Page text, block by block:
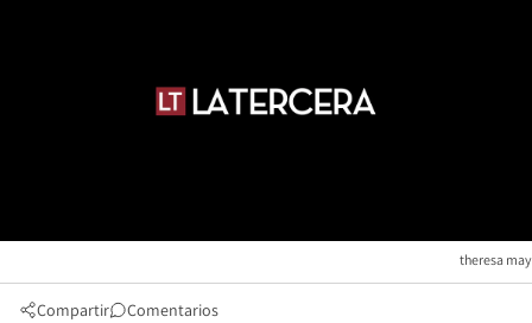
theresa may
Compartir Comentarios